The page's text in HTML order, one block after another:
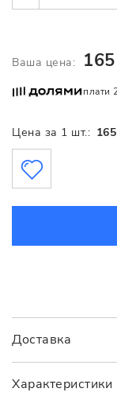
Характеристики
Доставка
Доставка
Цена за 1 шт.:
Ваша цена:
плати